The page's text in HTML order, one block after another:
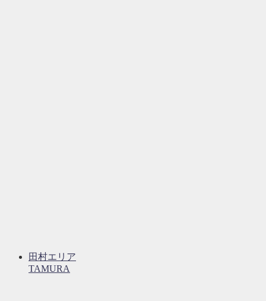
田村エリア
TAMURA